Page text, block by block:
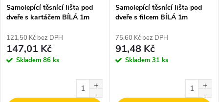
Samolepící těsnící lišta pod
dveře s kartáčem BÍLÁ 1m
121,50 Kč bez DPH
147,01 Kč
Skladem 86 ks
Samolepící těsnící lišta pod
dveře s filcem BÍLÁ 1m
75,60 Kč bez DPH
91,48 Kč
Skladem 31 ks